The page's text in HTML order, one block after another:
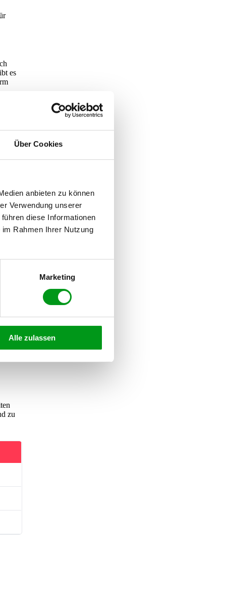
Über Cookies
anbieten zu können
Verwendung unserer
diese Informationen
Rahmen Ihrer Nutzung
Marketing
Alle zulassen
es
und
Ort
zu